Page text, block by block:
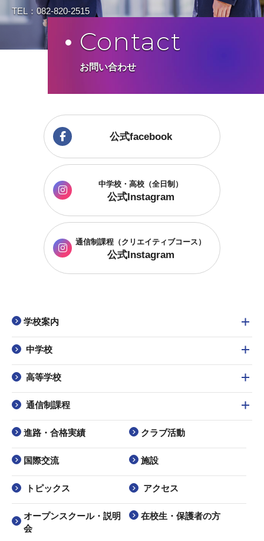
TEL：082-820-2515
Contact
お問い合わせ
公式facebook
中学校・高校（全日制）
公式Instagram
通信制課程 （クリエイティブコース）
公式Instagram
学校案内
中学校
高等学校
通信制課程
進路・合格実績 クラブ活動
国際交流 施設
トピックス アクセス
オープンスクール・説明
会
在校生・保護者の方